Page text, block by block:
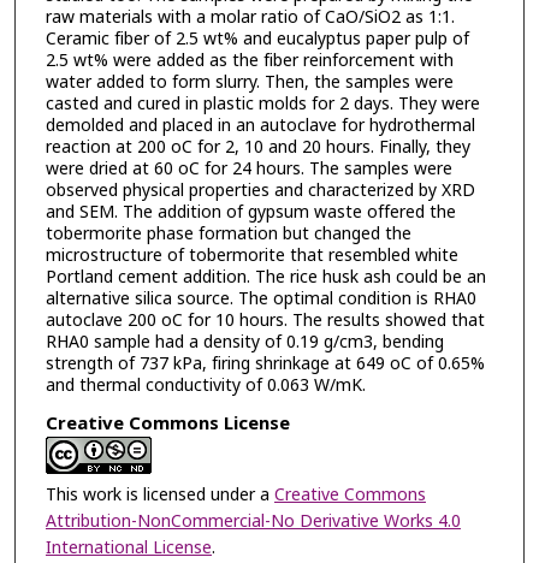
raw materials with a molar ratio of CaO/SiO2 as 1:1.
Ceramic fiber of 2.5 wt% and eucalyptus paper pulp of
2.5 wt% were added as the fiber reinforcement with
water added to form slurry. Then, the samples were
casted and cured in plastic molds for 2 days. They were
demolded and placed in an autoclave for hydrothermal
reaction at 200 oC for 2, 10 and 20 hours. Finally, they
were dried at 60 oC for 24 hours. The samples were
observed physical properties and characterized by XRD
and SEM. The addition of gypsum waste offered the
tobermorite phase formation but changed the
microstructure of tobermorite that resembled white
Portland cement addition. The rice husk ash could be an
alternative silica source. The optimal condition is RHA0
autoclave 200 oC for 10 hours. The results showed that
RHA0 sample had a density of 0.19 g/cm3, bending
strength of 737 kPa, firing shrinkage at 649 oC of 0.65%
and thermal conductivity of 0.063 W/mK.
Creative Commons License
This work is licensed under a Creative Commons
Attribution-NonCommercial-No Derivative Works 4.0
International License.